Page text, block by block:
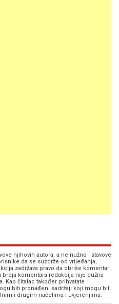
njihovih autora, a ne nužno i stavove
da se suzdrže od vrijeđanja,
zadržava pravo da obriše komentar
komentara redakcija nije dužna
Kao čitalac također prihvatate
biti pronađeni sadržaji koji mogu biti
i drugim načelima i uvjerenjima.